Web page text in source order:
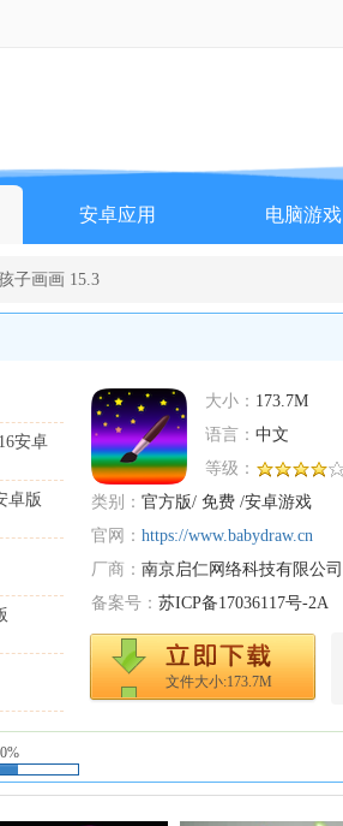
安卓应用 电脑游戏
子画画 15.3
大小： 173.7M
语言： 中文
等级：
类别： 官方版/ 免费 /安卓游戏
官网： https://www.babydraw.cn
厂商： 南京启仁网络科技有限公司
备案号： 苏ICP备17036117号-2A
文件大小:173.7M
安卓
卓版
安
版